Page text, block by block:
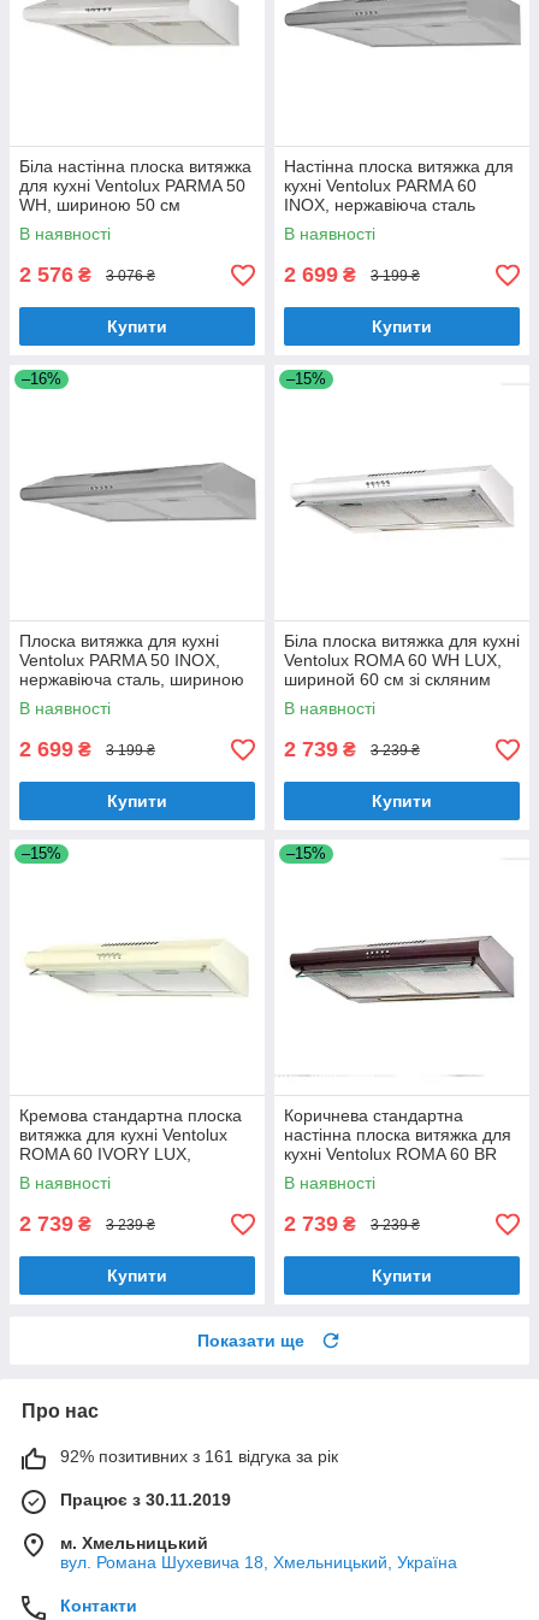
Біла настінна плоска витяжка
для кухні Ventolux PARMA 50
WH, шириною 50 см
В наявності
2 576 ₴ 3 076 ₴
Купити
Настінна плоска витяжка для
кухні Ventolux PARMA 60
INOX, нержавіюча сталь
шириною 60 см
В наявності
2 699 ₴ 3 199 ₴
Купити
–16%
Плоска витяжка для кухні
Ventolux PARMA 50 INOX,
нержавіюча сталь, шириною
50 см, під навісну шафу
В наявності
2 699 ₴ 3 199 ₴
Купити
–15%
Біла плоска витяжка для кухні
Ventolux ROMA 60 WH LUX,
шириной 60 см зі скляним
козирком
В наявності
2 739 ₴ 3 239 ₴
Купити
–15%
Кремова стандартна плоска
витяжка для кухні Ventolux
ROMA 60 IVORY LUX,
шириною 60 см, під навісну
шафу
В наявності
2 739 ₴ 3 239 ₴
Купити
–15%
Коричнева стандартна
настінна плоска витяжка для
кухні Ventolux ROMA 60 BR
LUX, шириною 60 см
В наявності
2 739 ₴ 3 239 ₴
Купити
Показати ще
Про нас
92% позитивних з 161 відгука за рік
Працює з 30.11.2019
м. Хмельницький
вул. Романа Шухевича 18, Хмельницький, Україна
Контакти